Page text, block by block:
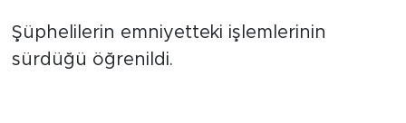
Şüphelilerin emniyetteki işlemlerinin
sürdüğü öğrenildi.